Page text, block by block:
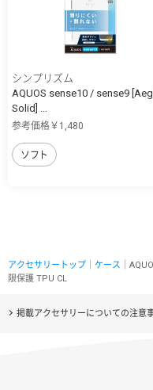
シンプリズム
AQUOS sense10 / sense9
Solid] ...
参考価格￥1,480
ソフト
アクセサリートップ ケース ｜
限保護 TPU CL
掲載アクセサリーについての注意